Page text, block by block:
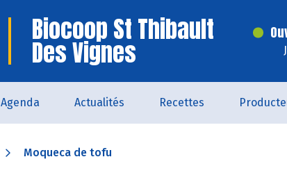
Biocoop St Thibault
Des Vignes
Agenda Actualités Recettes
Moqueca de tofu